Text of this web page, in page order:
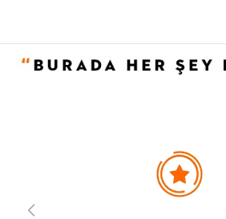
Evidea tarafından incelenecek ve uygun
iptal edilecektir.